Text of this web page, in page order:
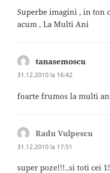
Superbe imagini , in ton
acum , La Multi Ani
tanasemoscu
31.12.2010 la 16:42
foarte frumos la multi
Radu Vulpescu
31.12.2010 la 17:51
super poze!!!..si toti cei